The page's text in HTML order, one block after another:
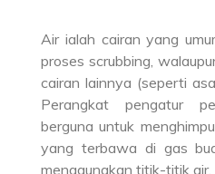
Air ialah cairan yang
proses scrubbing,
cairan lainnya (seperti
Perangkat pengatur
berguna untuk
yang terbawa di gas
menggunakan titik-titik air.